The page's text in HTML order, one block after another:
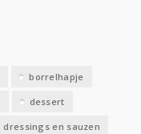
borrelhapje
dessert
dressings en sauzen